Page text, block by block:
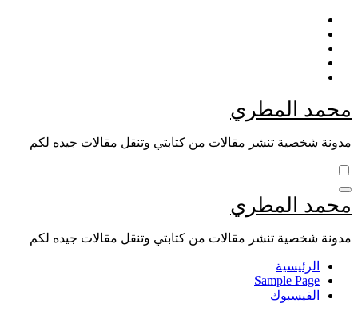
Skip
content
محمد المطري
مدونة شخصية تنشر مقالات من كتابتي وتنقل مقالات جيده لكم
محمد المطري
مدونة شخصية تنشر مقالات من كتابتي وتنقل مقالات جيده لكم
الرئيسية
Sample Page
الفيسبوك